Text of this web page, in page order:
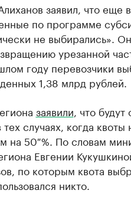
заявил, что еще
по программе
не выбирались».
урезанной
году перевозчики
1,38 млрд рублей.
заявили , что
случаях, когда
на 50 %. По словам
Евгении
по которым квота
никто.